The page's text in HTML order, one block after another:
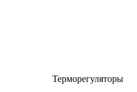
Терморегуляторы